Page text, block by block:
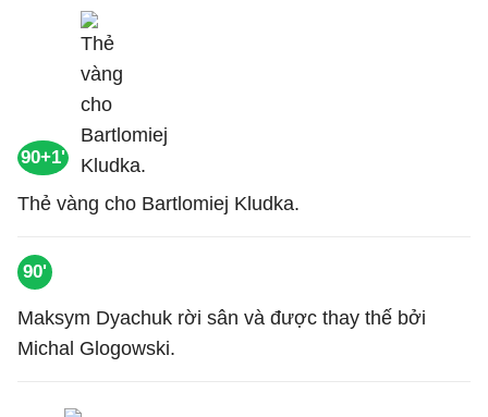
90+1'
Thẻ vàng cho Bartlomiej Kludka.
90'
Maksym Dyachuk rời sân và được thay thế bởi
Michal Glogowski.